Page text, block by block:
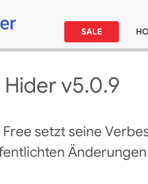
SALE
v5.0.9
setzt seine